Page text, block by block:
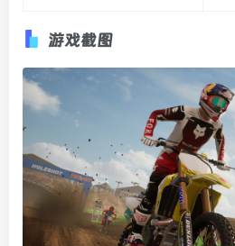
游戏截图